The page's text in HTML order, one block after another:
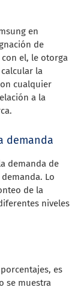
en
de
el, le otorga
la
cualquier
a la
demanda
demanda de
Lo
de la
niveles
es
se muestra